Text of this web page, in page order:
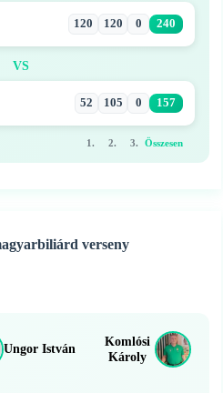
120 120 0 240
VS
52 105 0 157
1. 2. 3. Összesen
verseny
Ungor István
Komlósi
Károly